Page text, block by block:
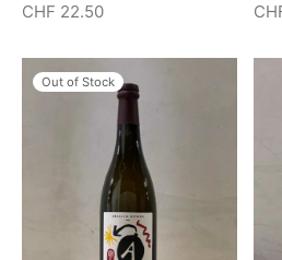
CHF 22.50
Out of Stock